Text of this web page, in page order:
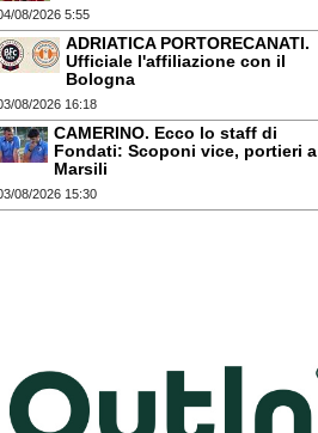
08/2026 5:55
ADRIATICA PORTORECANATI.
Ufficiale l'affiliazione con il
Bologna
08/2026 16:18
CAMERINO. Ecco lo staff di
Fondati: Scoponi vice, portieri a
Marsili
08/2026 15:30